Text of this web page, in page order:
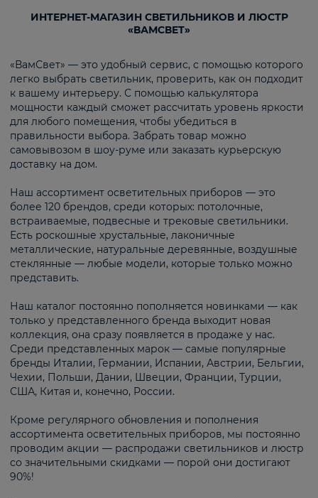
ИНТЕРНЕТ-МАГАЗИН СВЕТИЛЬНИКОВ И ЛЮСТР
«ВАМСВЕТ»
«ВамСвет» — это удобный сервис, с помощью которого
легко выбрать светильник, проверить, как он подходит
к вашему интерьеру. С помощью калькулятора
мощности каждый сможет рассчитать уровень яркости
для любого помещения, чтобы убедиться в
правильности выбора. Забрать товар можно
самовывозом в шоу-руме или заказать курьерскую
доставку на дом.
Наш ассортимент осветительных приборов — это
более 120 брендов, среди которых: потолочные,
встраиваемые, подвесные и трековые светильники.
Есть роскошные хрустальные, лаконичные
металлические, натуральные деревянные, воздушные
стеклянные — любые модели, которые только можно
представить.
Наш каталог постоянно пополняется новинками — как
только у представленного бренда выходит новая
коллекция, она сразу появляется в продаже у нас.
Среди представленных марок — самые популярные
бренды Италии, Германии, Испании, Австрии, Бельгии,
Чехии, Польши, Дании, Швеции, Франции, Турции,
США, Китая и, конечно, России.
Кроме регулярного обновления и пополнения
ассортимента осветительных приборов, мы постоянно
проводим акции — распродажи светильников и люстр
со значительными скидками — порой они достигают
90%!